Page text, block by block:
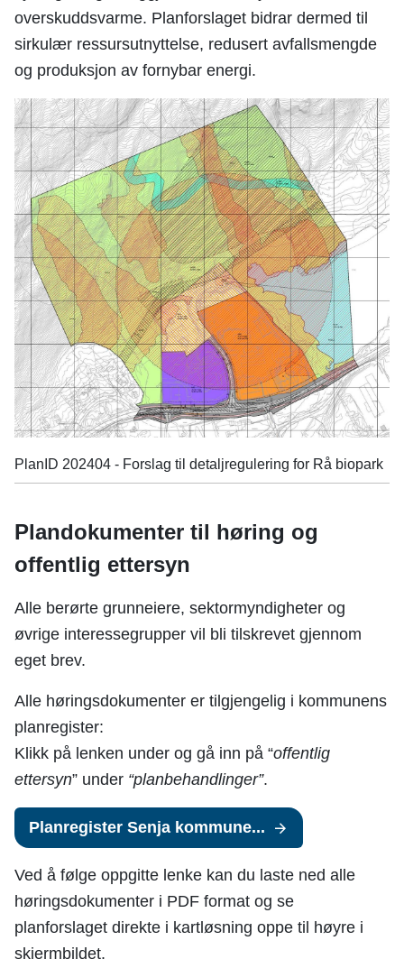
overskuddsvarme. Planforslaget bidrar dermed til
sirkulær ressursutnyttelse, redusert avfallsmengde
og produksjon av fornybar energi.
PlanID 202404 - Forslag til detaljregulering for Rå biopark
Plandokumenter til høring og
offentlig ettersyn
Alle berørte grunneiere, sektormyndigheter og
øvrige interessegrupper vil bli tilskrevet gjennom
eget brev.
Alle høringsdokumenter er tilgjengelig i kommunens
planregister:
Klikk på lenken under og gå inn på “offentlig
ettersyn” under “planbehandlinger”.
Planregister Senja kommune...
Ved å følge oppgitte lenke kan du laste ned alle
høringsdokumenter i PDF format og se
planforslaget direkte i kartløsning oppe til høyre i
skjermbildet.